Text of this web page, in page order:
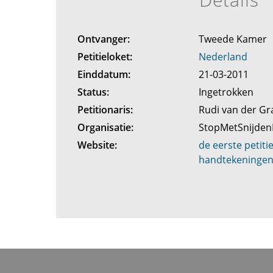
Ontvanger:
Tweede Kamer
Petitieloket:
Nederland
Einddatum:
21-03-2011
Status:
Ingetrokken
Petitionaris:
Rudi van der
Organisatie:
Website:
de eerste